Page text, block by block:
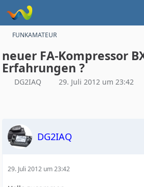
FUNKAMATEUR
neuer FA-Kompressor
Erfahrungen ?
DG2IAQ 29. Juli 2012 um 23:42
DG2IAQ
29. Juli 2012 um 23:42